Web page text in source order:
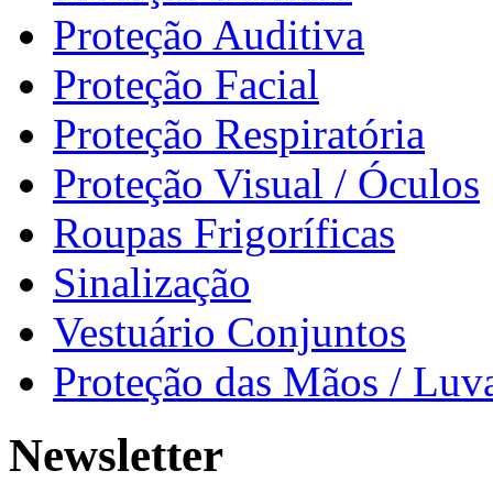
Proteção Auditiva
Proteção Facial
Proteção Respiratória
Proteção Visual / Óculos
Roupas Frigoríficas
Sinalização
Vestuário Conjuntos
Proteção das Mãos /
Newsletter